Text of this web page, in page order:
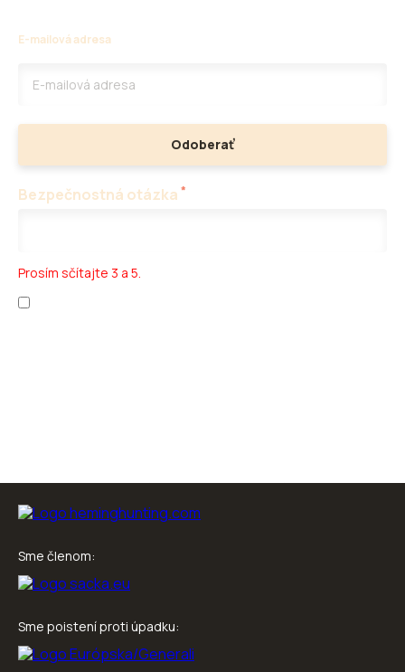
E-mailová adresa
Odoberať
Bezpečnostná otázka *
Prosím sčítajte 3 a 5.
Sme členom:
Sme poistení proti úpadku: